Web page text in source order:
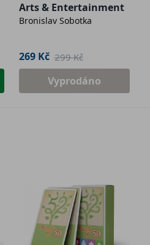
Arts & Entertainment
Bronislav Sobotka
269 Kč 299 Kč
Vyprodáno